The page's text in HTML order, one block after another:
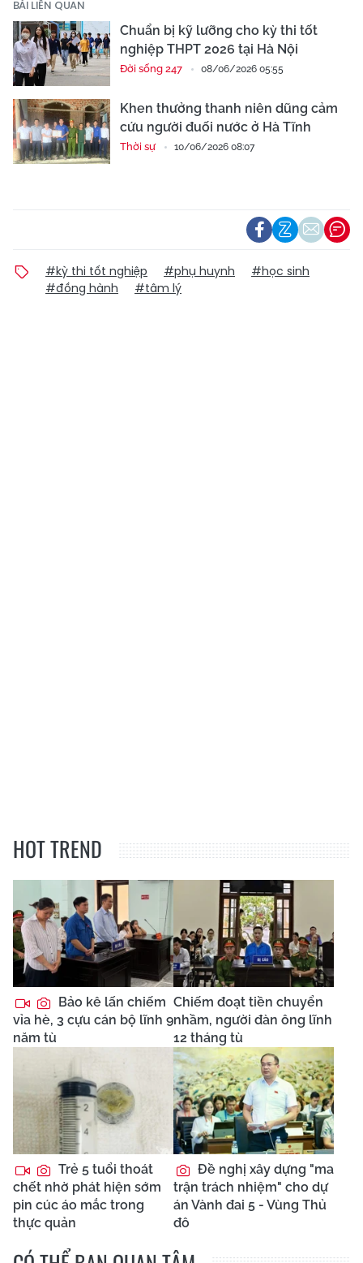
BÀI LIÊN QUAN
Chuẩn bị kỹ lưỡng cho kỳ thi tốt
nghiệp THPT 2026 tại Hà Nội
Đời sống 247 08/06/2026 05:55
Khen thưởng thanh niên dũng cảm
cứu người đuối nước ở Hà Tĩnh
Thời sự 10/06/2026 08:07
#kỳ thi tốt nghiệp #phụ huynh
#học sinh
#đồng hành
#tâm lý
HOT TREND
Bảo kê lấn chiếm
vỉa hè, 3 cựu cán bộ lĩnh 9
năm tù
Chiếm đoạt tiền chuyển
nhầm, người đàn ông lĩnh
12 tháng tù
Trẻ 5 tuổi thoát
chết nhờ phát hiện sớm
pin cúc áo mắc trong
thực quản
Đề nghị xây dựng "ma
trận trách nhiệm" cho dự
án Vành đai 5 - Vùng Thủ
đô